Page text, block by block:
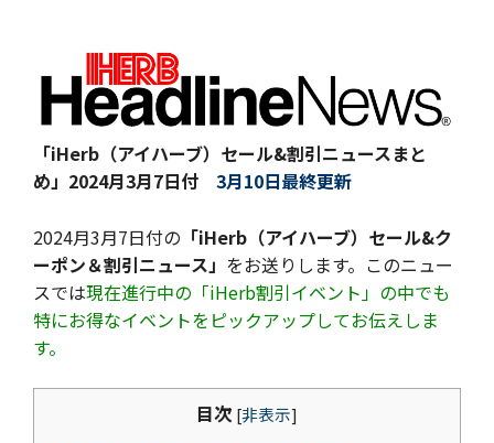
「iHerb（アイハーブ）セール&割引ニュースまと
め」 2024月3月7日付 3月10日最終更新
2024月3月7日付の 「iHerb（アイハーブ）セール&ク
ーポン＆割引ニュース」 をお送りします。このニュー
スでは現在進行中の「iHerb割引イベント」の中でも
特にお得なイベントをピックアップしてお伝えしま
す。
目次 [非表示]